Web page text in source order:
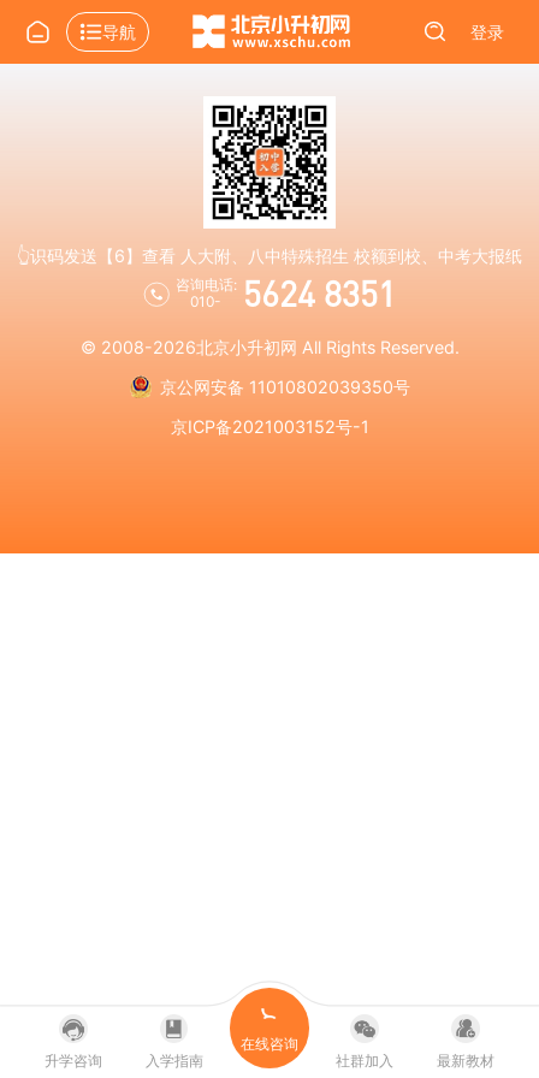
导航 登录
👆识码发送【6】查看 人大附、八中特殊招生 校额到校、中考大报纸
咨询电话:
010-
5624 8351
© 2008-2026北京小升初网 All Rights Reserved.
京公网安备 11010802039350号
京ICP备2021003152号-1
升学咨询 入学指南
在线咨询
社群加入
最新教材